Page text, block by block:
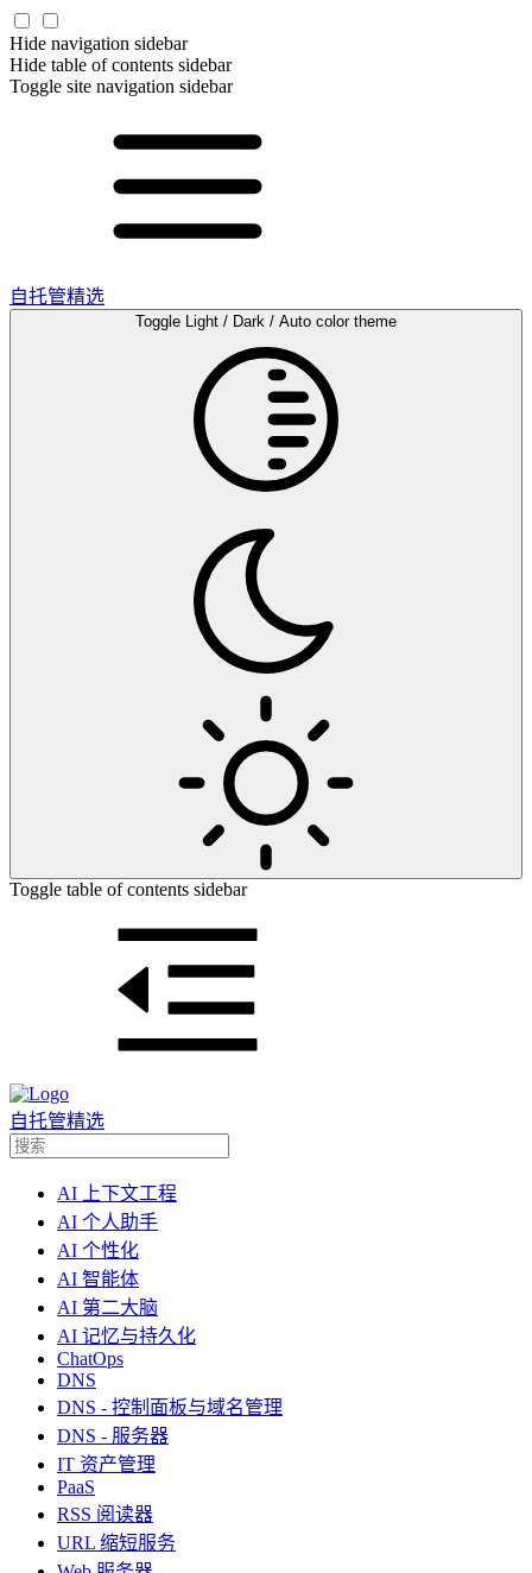
Hide navigation sidebar
Hide table of contents sidebar
Toggle site navigation sidebar
自托管精选
Toggle Light / Dark / Auto color theme
Toggle table of contents sidebar
自托管精选
AI 上下文工程
AI 个人助手
AI 个性化
AI 智能体
AI 第二大脑
AI 记忆与持久化
ChatOps
DNS
DNS - 控制面板与域名管理
DNS - 服务器
IT 资产管理
PaaS
RSS 阅读器
URL 缩短服务